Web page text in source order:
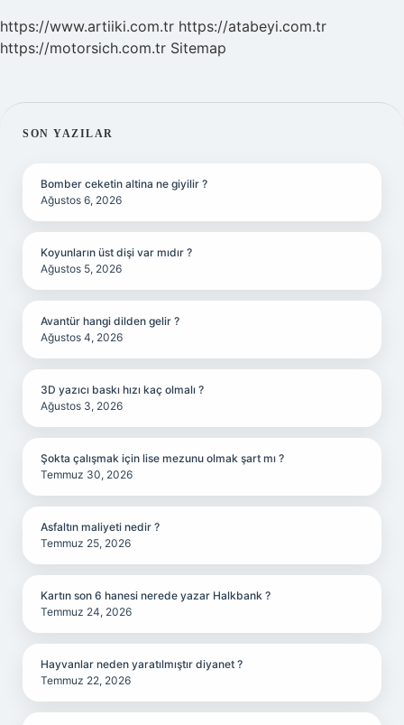
https://www.artiiki.com.tr https://atabeyi.com.tr
https://motorsich.com.tr Sitemap
SIDEBAR
SON YAZILAR
Bomber ceketin altina ne giyilir ?
Ağustos 6, 2026
Koyunların üst dişi var mıdır ?
Ağustos 5, 2026
Avantür hangi dilden gelir ?
Ağustos 4, 2026
3D yazıcı baskı hızı kaç olmalı ?
Ağustos 3, 2026
Şokta çalışmak için lise mezunu olmak şart mı ?
Temmuz 30, 2026
Asfaltın maliyeti nedir ?
Temmuz 25, 2026
Kartın son 6 hanesi nerede yazar Halkbank ?
Temmuz 24, 2026
Hayvanlar neden yaratılmıştır diyanet ?
Temmuz 22, 2026